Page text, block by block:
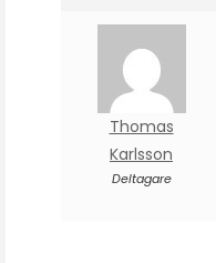
Thomas
Karlsson
Deltagare